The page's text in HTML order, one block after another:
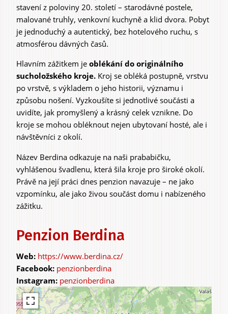
stavení z poloviny 20. století – starodávné postele,
malované truhly, venkovní kuchyně a klid dvora. Pobyt
je jednoduchý a autentický, bez hotelového ruchu, s
atmosférou dávných časů.
Hlavním zážitkem je oblékání do originálního
sucholožského kroje. Kroj se obléká postupně, vrstvu
po vrstvě, s výkladem o jeho historii, významu i
způsobu nošení. Vyzkoušíte si jednotlivé součásti a
uvidíte, jak promyšlený a krásný celek vznikne. Do
kroje se mohou obléknout nejen ubytovaní hosté, ale i
návštěvníci z okolí.
Název Berdina odkazuje na naši prababičku,
vyhlášenou švadlenu, která šila kroje pro široké okolí.
Právě na její práci dnes penzion navazuje – ne jako
vzpomínku, ale jako živou součást domu i nabízeného
zážitku.
Penzion Berdina
https://www.berdina.cz/
penzionberdina
penzionberdina